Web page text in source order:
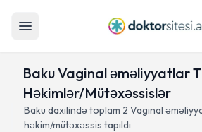
Baku Vaginal əməliyyatlar
Həkimlər/Mütəxəssislər
Baku daxilində toplam 2 Vaginal
həkim/mütəxəssis tapıldı